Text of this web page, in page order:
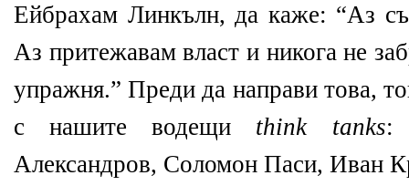
Ейбрахам Линкълн, да каже: “Аз
Аз притежавам власт и никога не
упражня.” Преди да направи това,
с нашите водещи think tanks:
Александров, Соломон Паси, Иван